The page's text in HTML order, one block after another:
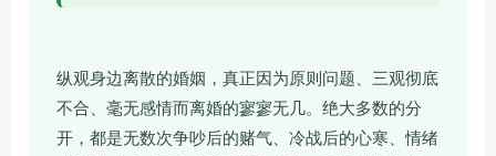
纵观身边离散的婚姻，真正因为原则问题、三观彻底
不合、毫无感情而离婚的寥寥无几。绝大多数的分
开，都是无数次争吵后的赌气、冷战后的心寒、情绪